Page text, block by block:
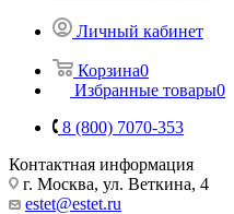
Личный кабинет
Корзина0
Избранные товары0
8 (800) 7070-353
Контактная информация
г. Москва, ул. Веткина, 4
estet@estet.ru